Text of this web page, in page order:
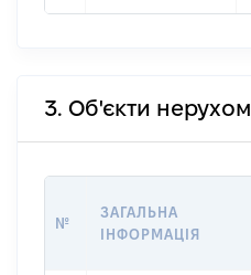
3. Об'єкти
№
ЗАГАЛЬНА
ІНФОРМАЦІЯ